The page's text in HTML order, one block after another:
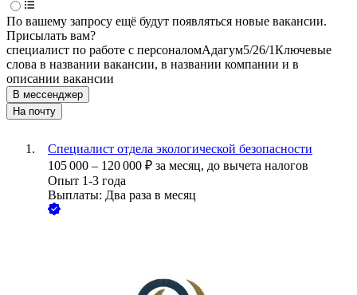
По вашему запросу ещё будут появляться новые вакансии.
Присылать вам?
специалист по работе с персоналомАдагум5/26/1Ключевые
слова в названии вакансии, в названии компании и в
описании вакансии
В мессенджер
На почту
Специалист отдела экологической безопасности
105 000 – 120 000 ₽ за месяц, до вычета налогов
Опыт 1-3 года
Выплаты: Два раза в месяц